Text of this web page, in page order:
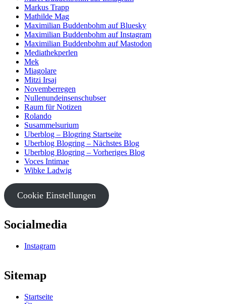
Markus Trapp
Mathilde Mag
Maximilian Buddenbohm auf Bluesky
Maximilian Buddenbohm auf Instagram
Maximilian Buddenbohm auf Mastodon
Mediathekperlen
Mek
Miagolare
Mitzi Irsaj
Novemberregen
Nullenundeinsenschubser
Raum für Notizen
Rolando
Susammelsurium
Uberblog – Blogring Startseite
Uberblog Blogring – Nächstes Blog
Uberblog Blogring – Vorheriges Blog
Voces Intimae
Wibke Ladwig
Cookie Einstellungen
Socialmedia
Instagram
Sitemap
Startseite